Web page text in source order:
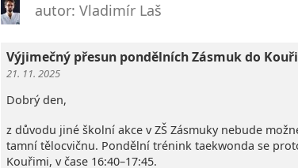
autor: Vladimír Laš
Výjimečný přesun pondělních Zásmuk do
21. 11. 2025
Dobrý den,
z důvodu jiné školní akce v ZŠ Zásmuky nebude
tamní tělocvičnu. Pondělní trénink taekwonda se
Kouřimi, v čase 16:40–17:45.